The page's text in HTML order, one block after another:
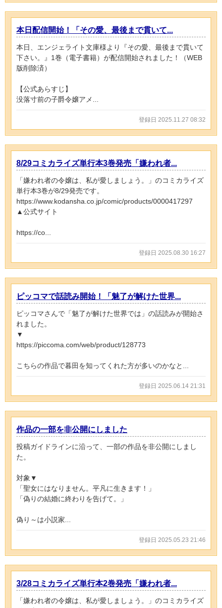
本日配信開始！「その愛、最後まで貫いて...
本日、エンジェライト文庫様より『その愛、最後まで貫いて
下さい。』1巻（電子書籍）が配信開始されました！（WEB
版削除済）
【公式あらすじ】
没落寸前の子爵令嬢アメ...
登録日 2025.11.27 08:32
8/29コミカライズ単行本3巻発売「嫌われ者...
「嫌われ者の令嬢は、私が愛しましょう。」のコミカライズ
単行本3巻が8/29発売です。
https://www.kodansha.co.jp/comic/products/0000417297
▲公式サイト
https://co...
登録日 2025.08.30 16:27
ピッコマで話読み開始！「魅了が解けた世界...
ピッコマさんで「魅了が解けた世界では」の話読みが開始さ
れました。
▼
https://piccoma.com/web/product/128773
こちらの作品で暮田を知ってくれた方が多いのかなと...
登録日 2025.06.14 21:31
作品の一部を非公開にしました
投稿ガイドラインに沿って、一部の作品を非公開にしまし
た。
対象▼
「聖女にはなりません。平凡に生きます！」
「偽りの結婚に終わりを告げて。」
偽り～は小説家...
登録日 2025.05.23 21:46
3/28コミカライズ単行本2巻発売「嫌われ者...
「嫌われ者の令嬢は、私が愛しましょう。」のコミカライズ